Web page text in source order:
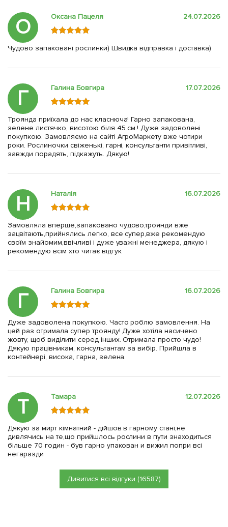
О Оксана Пацеля 24.07.2026
Чудово запаковані рослинки) Швидка відправка і доставка)
Г Галина Бовгира 17.07.2026
Троянда приїхала до нас класнюча! Гарно запакована,
зелене листячко, висотою біля 45 см.! Дуже задоволені
покупкою. Замовляємо на сайті АгроМаркету вже чотири
роки. Рослиночки свіженькі, гарні, консультанти привітливі,
завжди порадять, підкажуть. Дякую!
Н Наталія 16.07.2026
Замовляла вперше,запаковано чудово,троянди вже
зацвітають,прийнялись легко, все супер,вже рекомендую
своїм знайомим,ввічливі і дуже уважні менеджера, дякую і
рекомендую всім хто читає відгук
Г Галина Бовгира 16.07.2026
Дуже задоволена покупкою. Часто роблю замовлення. На
цей раз отримала супер троянду! Дуже хотіла насичено
жовту, щоб виділити серед інших. Отримала просто чудо!
Дякую працівникам, консультантам за вибір. Прийшла в
контейнері, висока, гарна, зелена.
Т Тамара 12.07.2026
Дякую за мирт кімнатний - дійшов в гарному стані,не
дивлячись на те,що прийшлось рослини в пути знаходиться
більше 70 годин - був гарно упакован и вижил попри всі
негаразди
Дивитися всі відгуки (16587)